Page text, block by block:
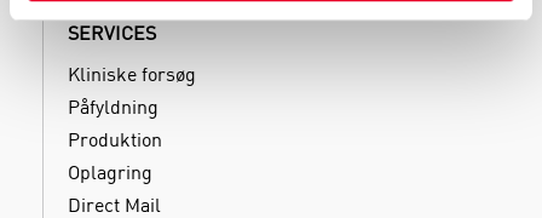
SERVICES
Kliniske forsøg
Påfyldning
Produktion
Oplagring
Direct Mail